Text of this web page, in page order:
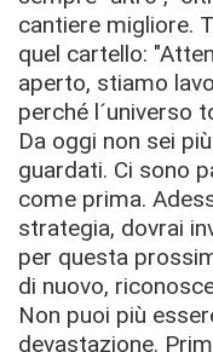
cantiere migliore.
quel cartello:
aperto, stiamo
perché l´universo
Da oggi non sei
guardati. Ci sono
come prima.
strategia, dovrai
per questa
di nuovo,
Non puoi più
devastazione.